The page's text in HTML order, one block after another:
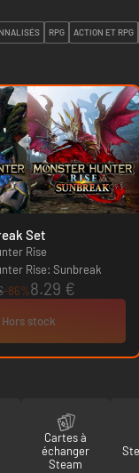
RPG ACTION ET RPG
Set
Rise
Rise: Sunbreak
-86%8.29 €
Hors stock
Cartes à
échanger
Steam